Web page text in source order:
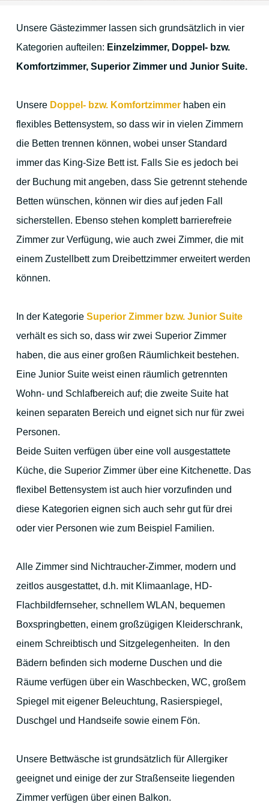
Lage & Anfahrt
Die Umgebung
Düren und Umgebung
Köln
Aachen
Die Eifel
Ihre Gastgeber
Kontakt
Stadtplan
Ihre Gastgeber
Gästebewertungen
Online Buchen
Unsere Gästezimmer lassen sich grundsätzlich in vier
Kategorien aufteilen: Einzelzimmer, Doppel- bzw.
Komfortzimmer, Superior Zimmer und Junior Suite.
Unsere Doppel- bzw. Komfortzimmer haben ein
flexibles Bettensystem, so dass wir in vielen Zimmern
die Betten trennen können, wobei unser Standard
immer das King-Size Bett ist. Falls Sie es jedoch bei
der Buchung mit angeben, dass Sie getrennt stehende
Betten wünschen, können wir dies auf jeden Fall
sicherstellen. Ebenso stehen komplett barrierefreie
Zimmer zur Verfügung, wie auch zwei Zimmer, die mit
einem Zustellbett zum Dreibettzimmer erweitert werden
können.
In der Kategorie Superior Zimmer bzw. Junior Suite
verhält es sich so, dass wir zwei Superior Zimmer
haben, die aus einer großen Räumlichkeit bestehen.
Eine Junior Suite weist einen räumlich getrennten
Wohn- und Schlafbereich auf; die zweite Suite hat
keinen separaten Bereich und eignet sich nur für zwei
Personen.
Beide Suiten verfügen über eine voll ausgestattete
Küche, die Superior Zimmer über eine Kitchenette. Das
flexibel Bettensystem ist auch hier vorzufinden und
diese Kategorien eignen sich auch sehr gut für drei
oder vier Personen wie zum Beispiel Familien.
Alle Zimmer sind Nichtraucher-Zimmer, modern und
zeitlos ausgestattet, d.h. mit Klimaanlage, HD-
Flachbildfernseher, schnellem WLAN, bequemen
Boxspringbetten, einem großzügigen Kleiderschrank,
einem Schreibtisch und Sitzgelegenheiten. In den
Bädern befinden sich moderne Duschen und die
Räume verfügen über ein Waschbecken, WC, großem
Spiegel mit eigener Beleuchtung, Rasierspiegel,
Duschgel und Handseife sowie einem Fön.
Unsere Bettwäsche ist grundsätzlich für Allergiker
geeignet und einige der zur Straßenseite liegenden
Zimmer verfügen über einen Balkon.